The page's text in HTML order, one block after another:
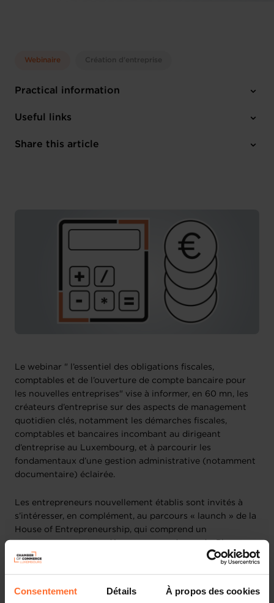
Consentement Détails À propos des cookies
Webinaire Création d'entreprise
Practical information
Tuesday 21 May 2024
Online Workshop
Useful links
Register here
Share this article
Le webinar " l’essentiel des obligations fiscales,
comptables et de l’ouverture de compte bancaire pour
les nouvelles entreprises" vise à informer, en 60 mn, les
créateurs d’entreprise sur des aspects de management
quotidien clés, notamment les démarches fiscales,
comptables et bancaires incombant au dirigeant
d’entreprise au Luxembourg, et à parcourir les
fondamentaux d’une gestion administrative (notamment
documentaire) éclairée.
Les entrepreneurs nouvellement établis sont invités à
s’intéresser, en complément, au parcours « launch » de la
House of Entrepreneurship, qui comprend un
d’infos ici :
www.houseofentrepreneurship.lu/creation.